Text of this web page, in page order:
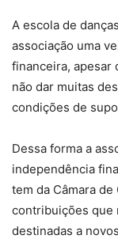
A escola de
associação uma
financeira, apesar
não dar muitas
condições de
Dessa forma a
independência
tem da Câmara de
contribuições que
destinadas a